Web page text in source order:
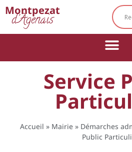
Montpezat
d'Agenais
Service
Accueil » Mairie » Démarches
Public
Cookies management panel